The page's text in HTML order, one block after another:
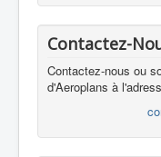
Contactez-
Contactez-nous ou
d'Aeroplans à